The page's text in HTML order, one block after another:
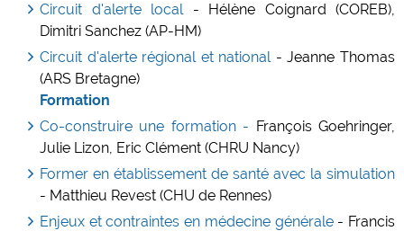
Circuit d'alerte local - Hélène Coignard (COREB),
Dimitri Sanchez (AP-HM)
Circuit d'alerte régional et national - Jeanne Thomas
(ARS Bretagne)
Formation
Co-construire une formation - François Goehringer,
Julie Lizon, Eric Clément (CHRU Nancy)
Former en établissement de santé avec la simulation
- Matthieu Revest (CHU de Rennes)
Enjeux et contraintes en médecine générale- Francis